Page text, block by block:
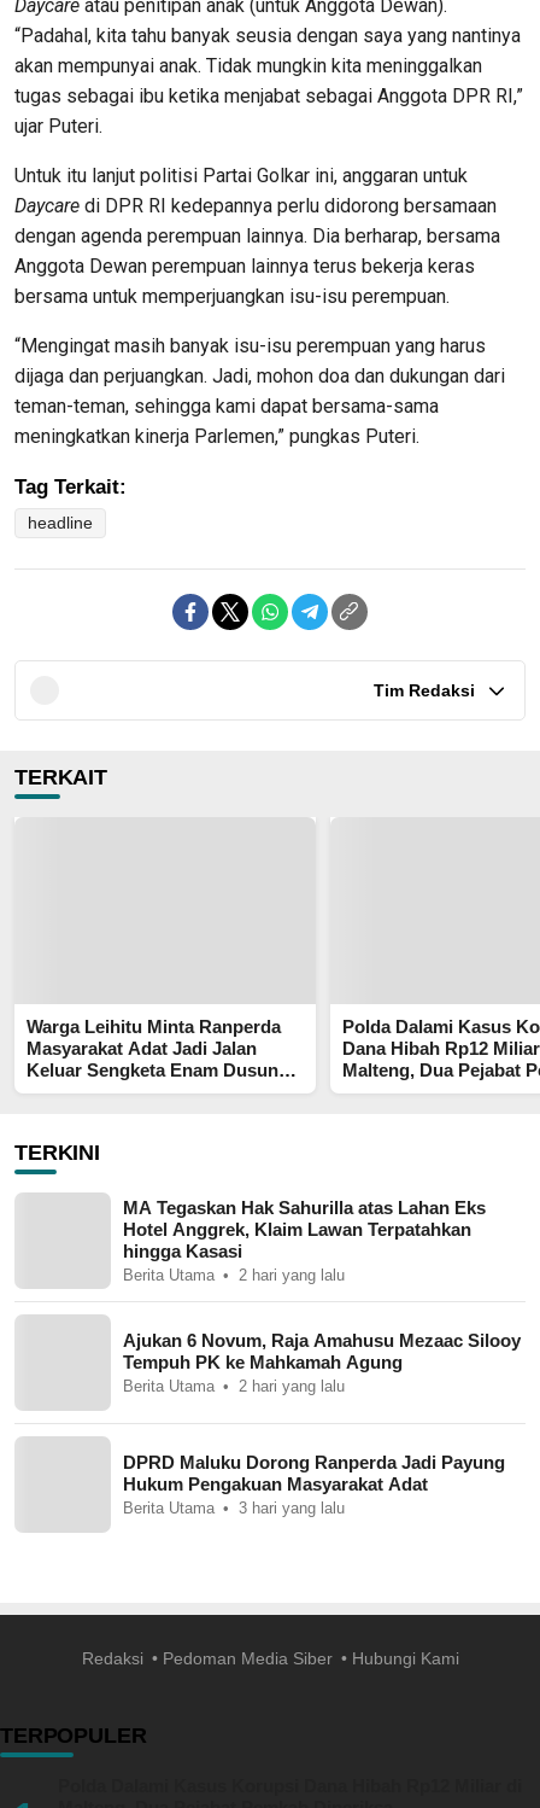
Daycare atau penitipan anak (untuk Anggota Dewan).
“Padahal, kita tahu banyak seusia dengan saya yang nantinya
akan mempunyai anak. Tidak mungkin kita meninggalkan
tugas sebagai ibu ketika menjabat sebagai Anggota DPR RI,”
ujar Puteri.
Untuk itu lanjut politisi Partai Golkar ini, anggaran untuk
Daycare di DPR RI kedepannya perlu didorong bersamaan
dengan agenda perempuan lainnya. Dia berharap, bersama
Anggota Dewan perempuan lainnya terus bekerja keras
bersama untuk memperjuangkan isu-isu perempuan.
“Mengingat masih banyak isu-isu perempuan yang harus
dijaga dan perjuangkan. Jadi, mohon doa dan dukungan dari
teman-teman, sehingga kami dapat bersama-sama
meningkatkan kinerja Parlemen,” pungkas Puteri.
Tag Terkait:
headline
Tim Redaksi
TERKAIT
Warga Leihitu Minta Ranperda
Masyarakat Adat Jadi Jalan
Keluar Sengketa Enam Dusun
Tanjung Sial
Polda Dalami Kasus
Dana Hibah Rp12
Malteng, Dua Pejabat
Diperiksa
TERKINI
MA Tegaskan Hak Sahurilla atas Lahan Eks
Hotel Anggrek, Klaim Lawan Terpatahkan
hingga Kasasi
Berita Utama 2 hari yang lalu
Ajukan 6 Novum, Raja Amahusu Mezaac Silooy
Tempuh PK ke Mahkamah Agung
Berita Utama 2 hari yang lalu
DPRD Maluku Dorong Ranperda Jadi Payung
Hukum Pengakuan Masyarakat Adat
Berita Utama 3 hari yang lalu
Redaksi Pedoman Media Siber Hubungi Kami
TERPOPULER